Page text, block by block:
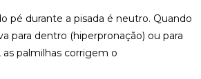
pé durante a pisada é neutro. Quando
para dentro (hiperpronação) ou para
as palmilhas corrigem o